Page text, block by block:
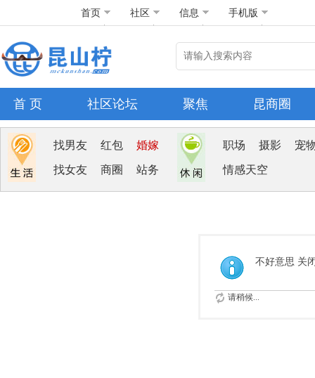
首页 社区 信息 手机版
首 页 社区论坛 聚焦 昆商圈
找男友 红包 婚嫁
找女友 商圈 站务
职场 摄影 宠
情感天空
不好意思 关
请稍候...